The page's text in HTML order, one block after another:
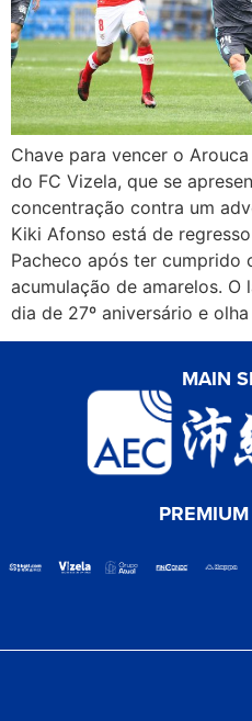
Chave para vencer o
do FC Vizela, que se
concentração contra um
Kiki Afonso está de
Pacheco após ter cumprido
acumulação de amarelos.
dia de 27º aniversário e
MAIN